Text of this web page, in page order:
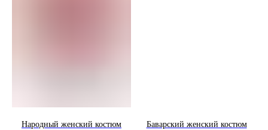
Народный женский костюм
Баварский женский костюм